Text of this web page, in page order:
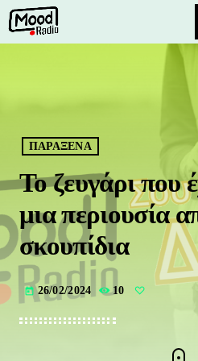
BLOG
TEAM
CHAT
ΚΑΤΗΓΟΡΙΕΣ
ΠΑΡΑΞΕΝΑ
Το ζευγάρι που
μια περιουσία
σκουπίδια
today 26/02/2024 10